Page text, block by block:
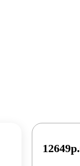
12649р.